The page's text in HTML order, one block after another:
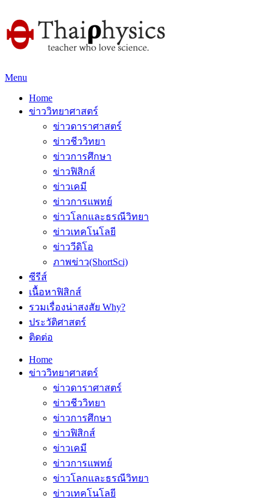
Menu
Home
ข่าววิทยาศาสตร์
ข่าวดาราศาสตร์
ข่าวชีววิทยา
ข่าวการศึกษา
ข่าวฟิสิกส์
ข่าวเคมี
ข่าวการแพทย์
ข่าวโลกและธรณีวิทยา
ข่าวเทคโนโลยี
ข่าววีดิโอ
ภาพข่าว(ShortSci)
ซีรีส์
เนื้อหาฟิสิกส์
รวมเรื่องน่าสงสัย Why?
ประวัติศาสตร์
ติดต่อ
Home
ข่าววิทยาศาสตร์
ข่าวดาราศาสตร์
ข่าวชีววิทยา
ข่าวการศึกษา
ข่าวฟิสิกส์
ข่าวเคมี
ข่าวการแพทย์
ข่าวโลกและธรณีวิทยา
ข่าวเทคโนโลยี